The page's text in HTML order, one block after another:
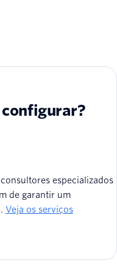
configurar?
especializados
de garantir um
Veja os serviços